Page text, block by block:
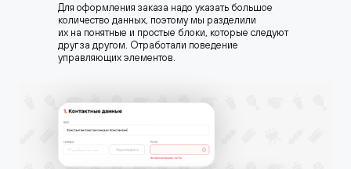
Для оформления заказа надо указать большое
количество данных, поэтому мы разделили
их на понятные и простые блоки, которые следуют
друг за другом. Отработали поведение
управляющих элементов.